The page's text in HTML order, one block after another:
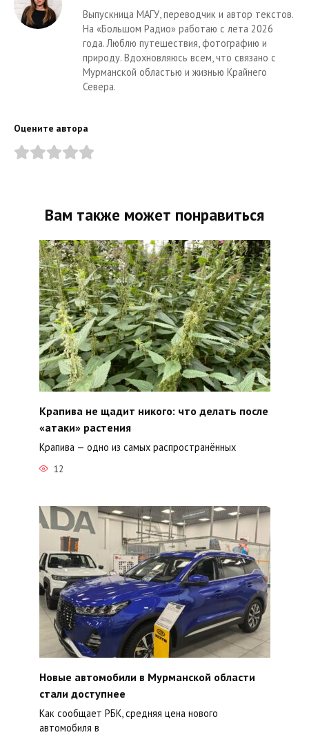
Выпускница МАГУ, переводчик и автор текстов.
На «Большом Радио» работаю с лета 2026
года. Люблю путешествия, фотографию и
природу. Вдохновляюсь всем, что связано с
Мурманской областью и жизнью Крайнего
Севера.
Оцените автора
Вам также может понравиться
Крапива не щадит никого: что делать после
«атаки» растения
Крапива — одно из самых распространённых
12
Новые автомобили в Мурманской области
стали доступнее
Как сообщает РБК, средняя цена нового
автомобиля в